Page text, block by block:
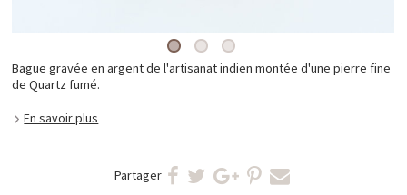
Bague gravée en argent de l'artisanat indien montée d'une pierre fine
de Quartz fumé.
En savoir plus
Partager